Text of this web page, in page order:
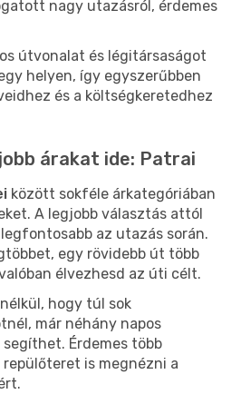
nagy utazásról, érdemes
útvonalat és légitársaságot
helyen, így egyszerűbben
és a költségkeretedhez
árakat ide: Patrai
között sokféle árkategóriában
A legjobb választás attól
az utazás során.
egy rövidebb út több
élvezhesd az úti célt.
hogy túl sok
már néhány napos
Érdemes több
is megnézni a